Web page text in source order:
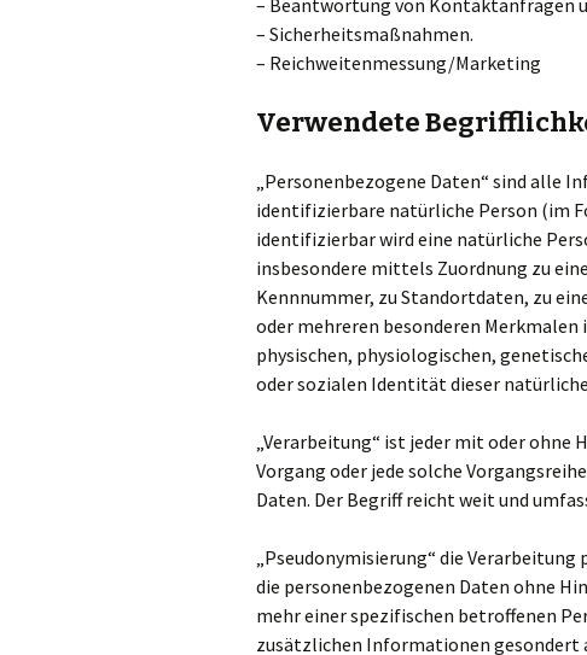
– Beantwortung von Kontaktanfragen
– Sicherheitsmaßnahmen.
– Reichweitenmessung/Marketing
Verwendete
„Personenbezogene Daten“ sind alle
identifizierbare natürliche Person (im
identifizierbar wird eine natürliche
insbesondere mittels Zuordnung zu
Kennnummer, zu Standortdaten, zu
oder mehreren besonderen
physischen, physiologischen,
oder sozialen Identität dieser
„Verarbeitung“ ist jeder mit oder
Vorgang oder jede solche
Daten. Der Begriff reicht weit und
„Pseudonymisierung“ die Verarbeitung
die personenbezogenen Daten ohne
mehr einer spezifischen betroffenen
zusätzlichen Informationen gesondert